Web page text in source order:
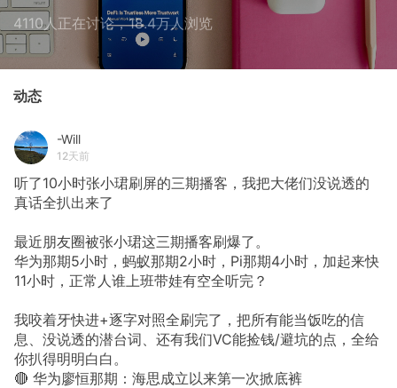
4110人正在讨论，18.4万人浏览
动态
-Will
12天前
听了10小时张小珺刷屏的三期播客，我把大佬们没说透的
真话全扒出来了
最近朋友圈被张小珺这三期播客刷爆了。
华为那期5小时，蚂蚁那期2小时，Pi那期4小时，加起来快
11小时，正常人谁上班带娃有空全听完？
我咬着牙快进+逐字对照全刷完了，把所有能当饭吃的信
息、没说透的潜台词、还有我们VC能捡钱/避坑的点，全给
你扒得明明白白。
🔴 华为廖恒那期：海思成立以来第一次掀底裤